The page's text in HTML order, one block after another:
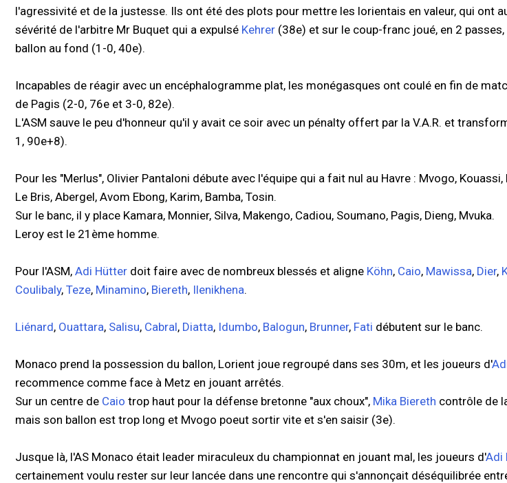
l'agressivité et de la justesse. Ils ont été des plots pour mettre les lorientais en valeur, qui ont
sévérité de l'arbitre Mr Buquet qui a expulsé Kehrer (38e) et sur le coup-franc joué, en 2
ballon au fond (1-0, 40e).
Incapables de réagir avec un encéphalogramme plat, les monégasques ont coulé en fin de
de Pagis (2-0, 76e et 3-0, 82e).
L'ASM sauve le peu d'honneur qu'il y avait ce soir avec un pénalty offert par la V.A.R. et
1, 90e+8).
Pour les "Merlus", Olivier Pantaloni débute avec l'équipe qui a fait nul au Havre : Mvogo, Kouassi,
Le Bris, Abergel, Avom Ebong, Karim, Bamba, Tosin.
Sur le banc, il y place Kamara, Monnier, Silva, Makengo, Cadiou, Soumano, Pagis, Dieng, Mvuka.
Leroy est le 21ème homme.
Pour l'ASM, Adi Hütter doit faire avec de nombreux blessés et aligne Köhn, Caio, Mawissa, Dier,
Coulibaly, Teze, Minamino, Biereth, Ilenikhena.
Liénard, Ouattara, Salisu, Cabral, Diatta, Idumbo, Balogun, Brunner, Fati débutent sur le banc.
Monaco prend la possession du ballon, Lorient joue regroupé dans ses 30m, et les joueurs d'
recommence comme face à Metz en jouant arrêtés.
Sur un centre de Caio trop haut pour la défense bretonne "aux choux", Mika Biereth contrôle de
mais son ballon est trop long et Mvogo poeut sortir vite et s'en saisir (3e).
Jusque là, l'AS Monaco était leader miraculeux du championnat en jouant mal, les joueurs d'Adi
certainement voulu rester sur leur lancée dans une rencontre qui s'annonçait déséquilibrée